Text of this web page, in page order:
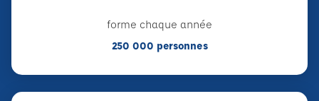
forme chaque année
250 000 personnes